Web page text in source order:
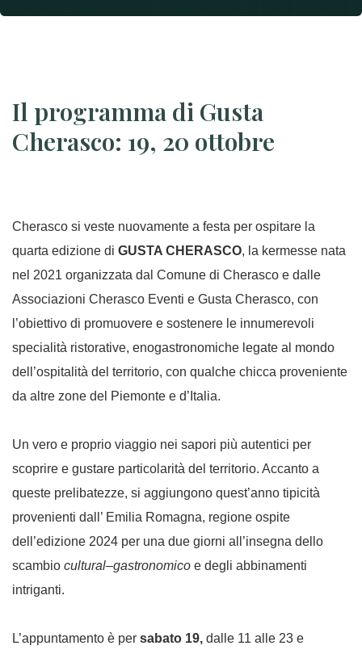
Il programma di Gusta
Cherasco: 19, 20 ottobre
Cherasco si veste nuovamente a festa per ospitare la
quarta edizione di GUSTA CHERASCO, la kermesse nata
nel 2021 organizzata dal Comune di Cherasco e dalle
Associazioni Cherasco Eventi e Gusta Cherasco, con
l’obiettivo di promuovere e sostenere le innumerevoli
specialità ristorative, enogastronomiche legate al mondo
dell’ospitalità del territorio, con qualche chicca proveniente
da altre zone del Piemonte e d’Italia.
Un vero e proprio viaggio nei sapori più autentici per
scoprire e gustare particolarità del territorio. Accanto a
queste prelibatezze, si aggiungono quest’anno tipicità
provenienti dall’ Emilia Romagna, regione ospite
dell’edizione 2024 per una due giorni all’insegna dello
scambio cultural–gastronomico e degli abbinamenti
intriganti.
L’appuntamento è per sabato 19, dalle 11 alle 23 e